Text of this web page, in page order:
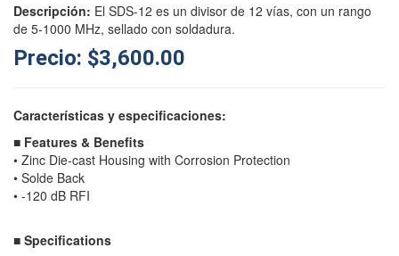
Descripción: El SDS-12 es un divisor de 12 vías, con un rango
de 5-1000 MHz, sellado con soldadura.
Precio: $3,600.00
Características y especificaciones:
■ Features & Benefits
• Zinc Die-cast Housing with Corrosion Protection
• Solde Back
• -120 dB RFI
■ Specifications